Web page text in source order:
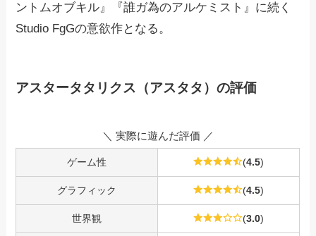
ントムオブキル』『誰ガ為のアルケミスト』に続く
Studio FgGの意欲作となる。
アスタータタリクス（アスタタ）の評価
＼ 実際に遊んだ評価 ／
ゲーム性 (4.5)
グラフィック (4.5)
世界観 (3.0)